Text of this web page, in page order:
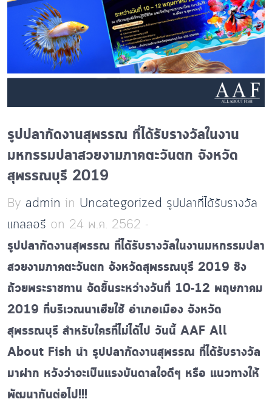
รูปปลากัดงานสุพรรณ ที่ได้รับรางวัลในงาน
มหกรรมปลาสวยงามภาคตะวันตก จังหวัด
สุพรรณบุรี 2019
By admin in Uncategorized รูปปลาที่ได้รับรางวัล
แกลลอรี on 24 พ.ค. 2562 -
รูปปลากัดงานสุพรรณ ที่ได้รับรางวัลในงานมหกรรมปลา
สวยงามภาคตะวันตก จังหวัดสุพรรณบุรี 2019 ชิง
ถ้วยพระราชทาน จัดขึ้นระหว่างวันที่ 10-12 พฤษภาคม
2019 ที่บริเวณนาเฮียใช้ อำเภอเมือง จังหวัด
สุพรรณบุรี สำหรับใครที่ไม่ได้ไป วันนี้ AAF All
About Fish นำ รูปปลากัดงานสุพรรณ ที่ได้รับรางวัล
มาฝาก หวังว่าจะเป็นแรงบันดาลใจดีๆ หรือ แนวทางให้
พัฒนากันต่อไป!!!